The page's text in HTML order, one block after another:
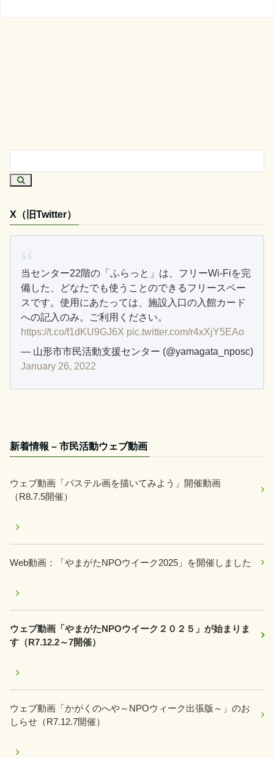
X（旧Twitter）
当センター22階の「ふらっと」は、フリーWi-Fiを完
備した、どなたでも使うことのできるフリースペー
スです。使用にあたっては、施設入口の入館カード
への記入のみ。ご利用ください。
https://t.co/f1dKU9GJ6X pic.twitter.com/r4xXjY5EAo
— 山形市市民活動支援センター (@yamagata_nposc)
January 26, 2022
新着情報 – 市民活動ウェブ動画
ウェブ動画「パステル画を描いてみよう」開催動画
（R8.7.5開催）
Web動画：「やまがたNPOウイーク2025」を開催しました
ウェブ動画「やまがたNPOウイーク２０２５」が始まりま
す（R7.12.2～7開催）
ウェブ動画「かがくのへや～NPOウィーク出張版～」のお
しらせ（R7.12.7開催）